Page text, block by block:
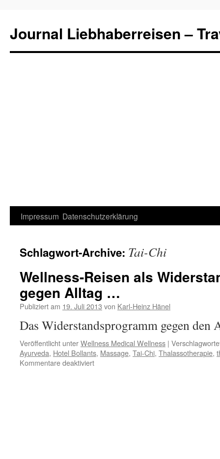
Journal Liebhaberreisen –
Zum
springen
Impressum Datenschutzerklärung
Schlagwort-Archive: Tai-Chi
Wellness-Reisen als
gegen Alltag …
Publiziert am 19. Juli 2013 von Karl-Heinz Hänel
Das Widerstandsprogramm gegen den
Veröffentlicht unterWellness Medical Wellness |
Ayurveda, Hotel Bollants, Massage, Tai-Chi, Thalassotherapie,
Kommentare deaktiviertfür